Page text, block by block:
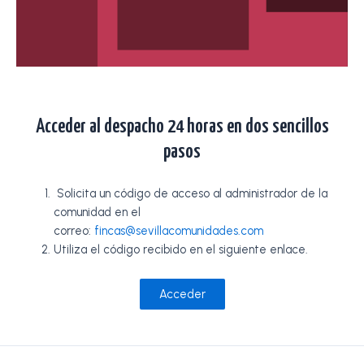
Acceder al despacho 24 horas en dos sencillos
pasos
Solicita un código de acceso al administrador de la
comunidad en el
correo: fincas@sevillacomunidades.com
Utiliza el código recibido en el siguiente enlace.
Acceder